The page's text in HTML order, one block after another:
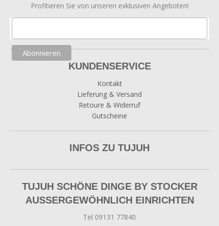
Profitieren Sie von unseren exklusiven Angeboten!
KUNDENSERVICE
Kontakt
Lieferung & Versand
Retoure & Widerruf
Gutscheine
INFOS ZU TUJUH
TUJUH SCHÖNE DINGE BY STOCKER
AUSSERGEWÖHNLICH EINRICHTEN
Tel 09131 77840